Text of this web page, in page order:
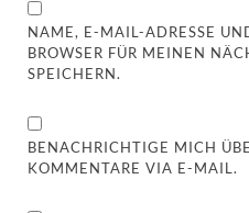
NAME, E-MAIL-ADRESSE
BROWSER FÜR MEINEN
SPEICHERN.
BENACHRICHTIGE MICH
KOMMENTARE VIA E-MAIL.